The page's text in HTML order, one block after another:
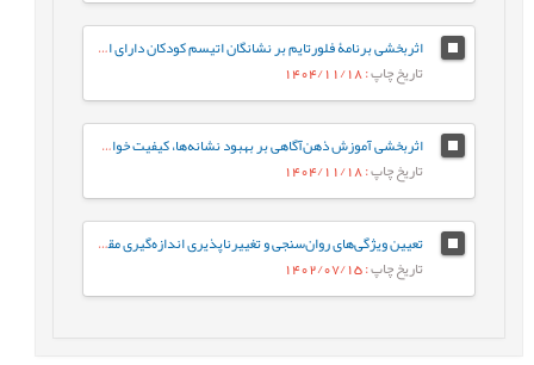
اثربخشی برنامۀ فلورتایم بر نشانگان اتیسم کودکان دارای اختلال‌های طیف اتیسم
تاریخ چاپ: 1404/11/18
اثربخشی آموزش ذهن‌آگاهی بر بهبود نشانه‌ها، کیفیت خواب، و کارکردهای شناختی افراد مبتلا به بی‌خوابی مزمن
تاریخ چاپ: 1404/11/18
تعیین ویژگی‌های روان‌سنجی و تغییرناپذیری اندازه‌گیری مقیاس شکوفایی زوجی
تاریخ چاپ: 1402/07/15